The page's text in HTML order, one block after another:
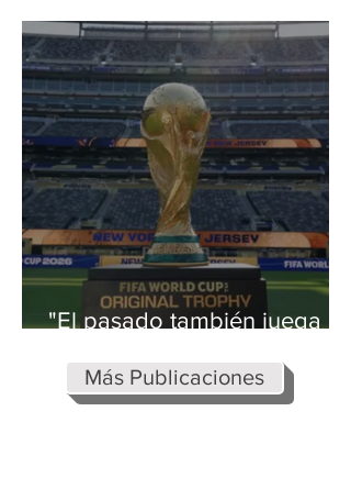
"El pasado también juega en
Argüello
Más Publicaciones